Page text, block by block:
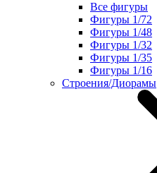
Все фигуры
Фигуры 1/72
Фигуры 1/48
Фигуры 1/32
Фигуры 1/35
Фигуры 1/16
Строения/Диорамы